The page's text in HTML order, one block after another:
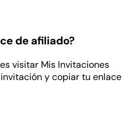
de afiliado?
visitar Mis Invitaciones
y copiar tu enlace